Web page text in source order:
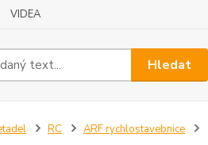
VIDEA
Hledat
RC ARF rychlostavebnice